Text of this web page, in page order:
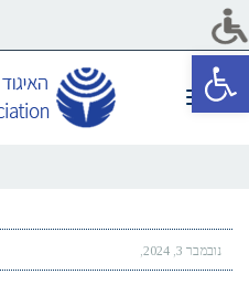
פתח סרגל נגישות
תפריט
נובמבר 3, 2024